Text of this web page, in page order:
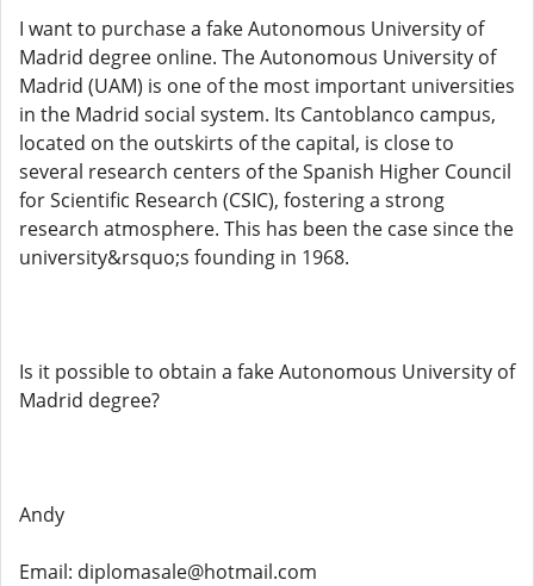
I want to purchase a fake Autonomous University of
Madrid degree online. The Autonomous University of
Madrid (UAM) is one of the most important universities
in the Madrid social system. Its Cantoblanco campus,
located on the outskirts of the capital, is close to
several research centers of the Spanish Higher Council
for Scientific Research (CSIC), fostering a strong
research atmosphere. This has been the case since the
university&rsquo;s founding in 1968.
Is it possible to obtain a fake Autonomous University of
Madrid degree?
Andy
Email: diplomasale@hotmail.com